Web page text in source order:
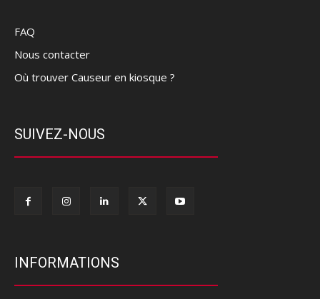
FAQ
Nous contacter
Où trouver Causeur en kiosque ?
SUIVEZ-NOUS
INFORMATIONS